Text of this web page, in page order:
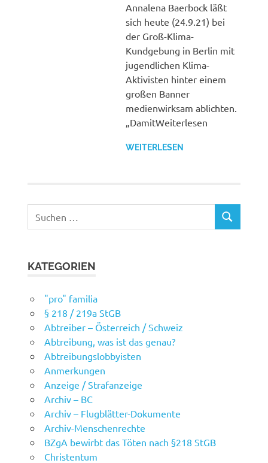
Annalena Baerbock läßt
sich heute (24.9.21) bei
der Groß-Klima-
Kundgebung in Berlin mit
jugendlichen Klima-
Aktivisten hinter einem
großen Banner
medienwirksam ablichten.
„DamitWeiterlesen
WEITERLESEN
nach:
SUCHEN
KATEGORIEN
"pro" familia
§ 218 / 219a StGB
Abtreiber – Österreich / Schweiz
Abtreibung, was ist das genau?
Abtreibungslobbyisten
Anmerkungen
Anzeige / Strafanzeige
Archiv – BC
Archiv – Flugblätter-Dokumente
Archiv-Menschenrechte
BZgA bewirbt das Töten nach §218 StGB
Christentum